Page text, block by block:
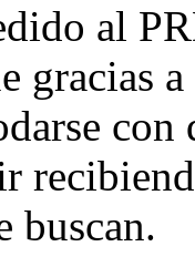
al
gracias
buscan.